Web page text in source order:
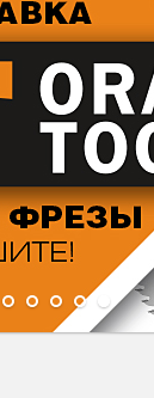
3 4 5 6 7 8